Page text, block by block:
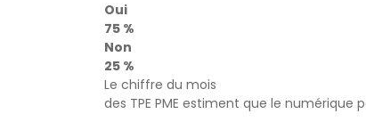
Oui
75 %
Non
25 %
Le chiffre du mois
des TPE PME estiment que le